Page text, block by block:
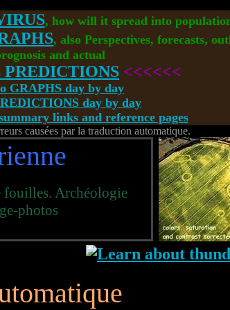
, how will it spread into
, also Perspectives, forecasts,
and actual
PREDICTIONS <<<<<<
GRAPHS day by day
day by day
links and reference pages
causées par la traduction automatique.
fouilles. Archéologie
photos